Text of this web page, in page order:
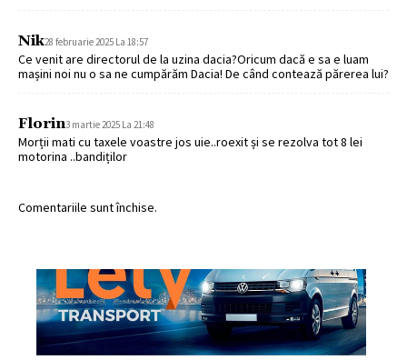
Nik28 februarie 2025 La 18:57
Ce venit are directorul de la uzina dacia?Oricum dacă e sa e luam
mașini noi nu o sa ne cumpărăm Dacia! De când contează părerea lui?
Florin3 martie 2025 La 21:48
Morții mati cu taxele voastre jos uie..roexit și se rezolva tot 8 lei
motorina ..bandiților
Comentariile sunt închise.